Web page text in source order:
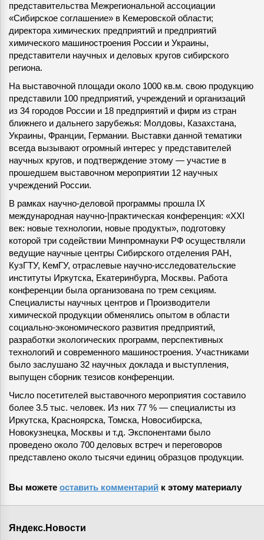
представительства Межрегиональной ассоциации
«Сибирское соглашение» в Кемеровской области;
директора химических предприятий и предприятий
химического машиностроения России и Украины,
представители научных и деловых кругов сибирского
региона.
На выставочной площади около 1000 кв.м. свою продукцию
представили 100 предприятий, учреждений и организаций
из 34 городов России и 18 предприятий и фирм из стран
ближнего и дальнего зарубежья: Молдовы, Казахстана,
Украины, Франции, Германии. Выставки данной тематики
всегда вызывают огромный интерес у представителей
научных кругов, и подтверждение этому — участие в
прошедшем выставочном мероприятии 12 научных
учреждений России.
В рамках научно-деловой программы прошла IX
международная научно-|практическая конференция: «XXI
век: новые технологии, новые продукты», подготовку
которой три содействии Минпромнауки РФ осуществляли
ведущие научные центры Сибирского отделения РАН,
КузГТУ, КемГУ, отраслевые научно-исследовательские
институты Иркутска, Екатеринбурга, Москвы. Работа
конференции была организована по трем секциям.
Специалисты научных центров и Производители
химической продукции обменялись опытом в области
социально-экономического развития предприятий,
разработки экологических программ, перспективных
технологий и современного машиностроения. Участниками
было заслушано 32 научных доклада и выступления,
выпущен сборник тезисов конференции.
Число посетителей выставочного мероприятия составило
более 3.5 тыс. человек. Из них 77 % — специалисты из
Иркутска, Красноярска, Томска, Новосибирска,
Новокузнецка, Москвы и т.д. Экспонентами было
проведено около 700 деловых встреч и переговоров
представлено около тысячи единиц образцов продукции.
Вы можете оставить комментарий к этому материалу
Яндекс.Новости